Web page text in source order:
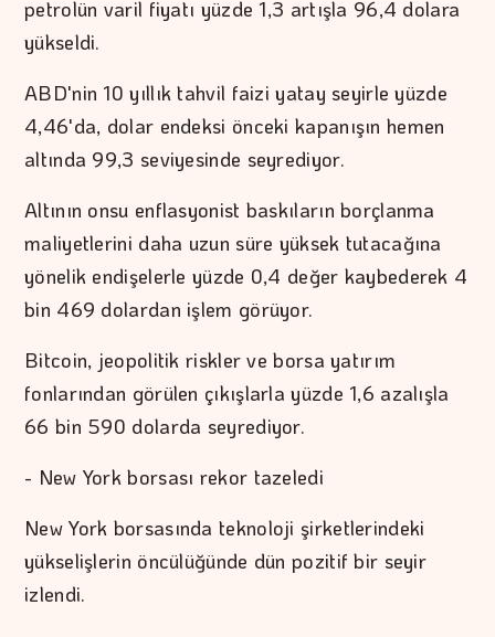
petrolün varil fiyatı yüzde 1,3 artışla 96,4 dolara
yükseldi.
ABD'nin 10 yıllık tahvil faizi yatay seyirle yüzde
4,46'da, dolar endeksi önceki kapanışın hemen
altında 99,3 seviyesinde seyrediyor.
Altının onsu enflasyonist baskıların borçlanma
maliyetlerini daha uzun süre yüksek tutacağına
yönelik endişelerle yüzde 0,4 değer kaybederek 4
bin 469 dolardan işlem görüyor.
Bitcoin, jeopolitik riskler ve borsa yatırım
fonlarından görülen çıkışlarla yüzde 1,6 azalışla
66 bin 590 dolarda seyrediyor.
- New York borsası rekor tazeledi
New York borsasında teknoloji şirketlerindeki
yükselişlerin öncülüğünde dün pozitif bir seyir
izlendi.